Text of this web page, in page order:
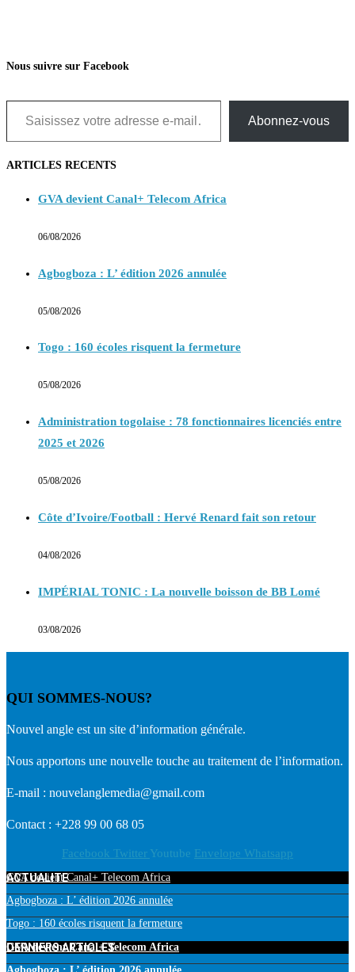
Nous suivre sur Facebook
Saisissez votre adresse e-mail…
Abonnez-vous
ARTICLES RECENTS
GVA devient Canal+ Telecom Africa
06/08/2026
Agbogboza : L’ édition 2026 annulée
05/08/2026
Togo : 160 écoles risquent la fermeture
05/08/2026
Administration togolaise : 78 fonctionnaires licenciés entre
2025 et 2026
05/08/2026
Côte d’Ivoire/Football : Hervé Renard fait son retour
04/08/2026
IMPÉRIAL TONIC : La nouvelle boisson de BB Lomé
03/08/2026
QUI SOMMES-NOUS?
Nouvel angle est un site d’information générale.
Nous apportons une nouvelle touche au traitement de l’information.
E-mail : nouvelanglemedia@gmail.com
Contact : +228 99 00 68 05
Facebook Twitter Youtube Envelope Whatsapp
ACTUALITE
GVA devient Canal+ Telecom Africa
Agbogboza : L’ édition 2026 annulée
Togo : 160 écoles risquent la fermeture
DERNIERS ARTICLES
GVA devient Canal+ Telecom Africa